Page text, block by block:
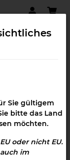
Sie gültigem
bitte das Land
möchten.
oder nicht EU.
im